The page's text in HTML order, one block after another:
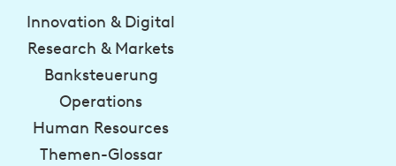
Innovation & Digital
Research & Markets
Banksteuerung
Operations
Human Resources
Themen-Glossar